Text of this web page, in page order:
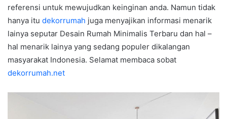
referensi untuk mewujudkan keinginan anda. Namun tidak
hanya itu dekorrumah juga menyajikan informasi menarik
lainya seputar Desain Rumah Minimalis Terbaru dan hal –
hal menarik lainya yang sedang populer dikalangan
masyarakat Indonesia. Selamat membaca sobat
dekorrumah.net